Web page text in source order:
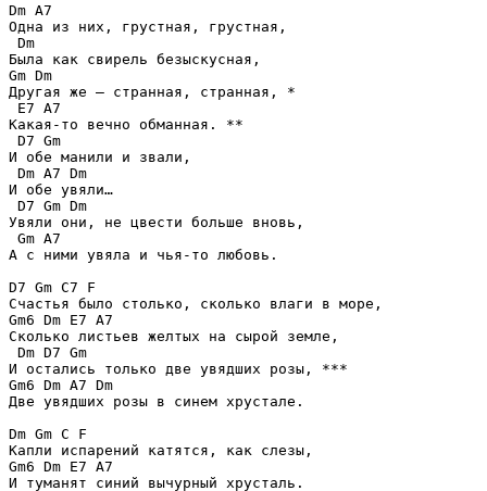
Dm A7
Одна из них, грустная, грустная,
Dm
Была как свирель безыскусная,
Gm Dm
Другая же – странная, странная, *
E7 A7
Какая-то вечно обманная. **
D7 Gm
И обе манили и звали,
Dm A7 Dm
И обе увяли…
D7 Gm Dm
Увяли они, не цвести больше вновь,
Gm A7
А с ними увяла и чья-то любовь.
D7 Gm C7 F
Счастья было столько, сколько влаги в море,
Gm6 Dm E7 A7
Сколько листьев желтых на сырой земле,
Dm D7 Gm
И остались только две увядших розы, ***
Gm6 Dm A7 Dm
Две увядших розы в синем хрустале.
Dm Gm C F
Капли испарений катятся, как слезы,
Gm6 Dm E7 A7
И туманят синий вычурный хрусталь.